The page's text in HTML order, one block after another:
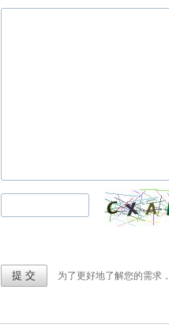
为了更好地了解您的需求